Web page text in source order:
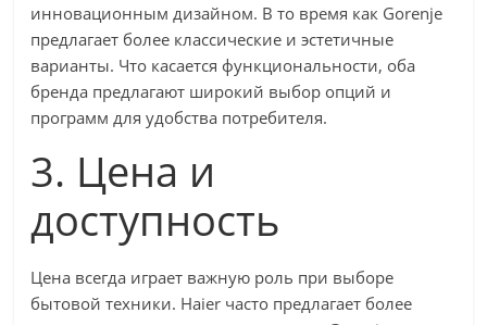
инновационным дизайном. В то время как Gorenje
предлагает более классические и эстетичные
варианты. Что касается функциональности, оба
бренда предлагают широкий выбор опций и
программ для удобства потребителя.
3. Цена и
доступность
Цена всегда играет важную роль при выборе
бытовой техники. Haier часто предлагает более